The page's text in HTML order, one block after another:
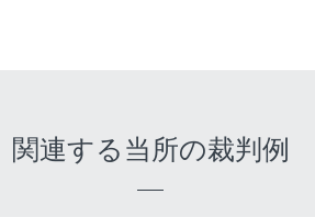
関連する当所の裁判例